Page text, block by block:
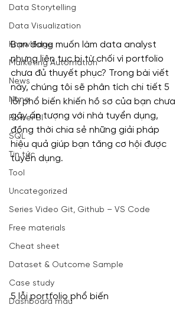
Data Storytelling
Data Visualization
Knowledge
Marketing Automation
News
None
Power BI
SQL
Tin tức
Tool
Uncategorized
Series Video Git, Github – VS Code
Free materials
Cheat sheet
Dataset & Outcome Sample
Case study
Dashboard mẫu
Bạn đang muốn làm data analyst
nhưng liên tục bị từ chối vì portfolio
chưa đủ thuyết phục? Trong bài viết
này, chúng tôi sẽ phân tích chi tiết 5
lỗi phổ biến khiến hồ sơ của bạn chưa
gây ấn tượng với nhà tuyển dụng,
đồng thời chia sẻ những giải pháp
hiệu quả giúp bạn tăng cơ hội được
tuyển dụng.
5 lỗi portfolio phổ biến